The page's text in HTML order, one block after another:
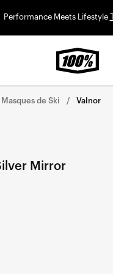
Performance Meets Lifestyle
Masques de Ski Valnor
Mirror